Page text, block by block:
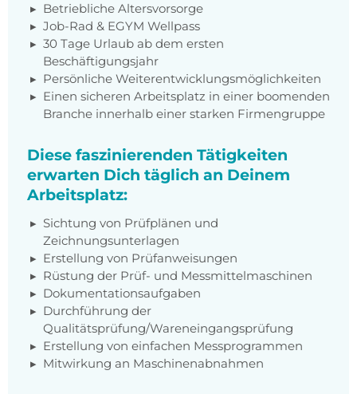
Betriebliche Altersvorsorge
Job-Rad & EGYM Wellpass
30 Tage Urlaub ab dem ersten
Beschäftigungsjahr
Persönliche Weiterentwicklungsmöglichkeiten
Einen sicheren Arbeitsplatz in einer boomenden
Branche innerhalb einer starken Firmengruppe
Diese faszinierenden Tätigkeiten
erwarten Dich täglich an Deinem
Arbeitsplatz:
Sichtung von Prüfplänen und
Zeichnungsunterlagen
Erstellung von Prüfanweisungen
Rüstung der Prüf- und Messmittelmaschinen
Dokumentationsaufgaben
Durchführung der
Qualitätsprüfung/Wareneingangsprüfung
Erstellung von einfachen Messprogrammen
Mitwirkung an Maschinenabnahmen